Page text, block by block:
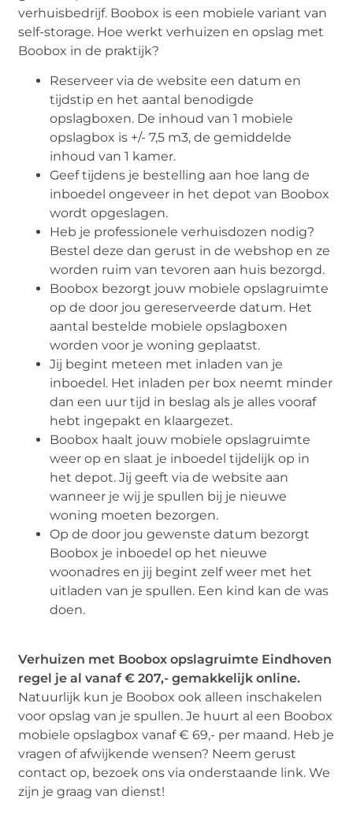
verhuisbedrijf. Boobox is een mobiele variant van
self-storage. Hoe werkt verhuizen en opslag met
Boobox in de praktijk?
Reserveer via de website een datum en
tijdstip en het aantal benodigde
opslagboxen. De inhoud van 1 mobiele
opslagbox is +/- 7,5 m3, de gemiddelde
inhoud van 1 kamer.
Geef tijdens je bestelling aan hoe lang de
inboedel ongeveer in het depot van Boobox
wordt opgeslagen.
Heb je professionele verhuisdozen nodig?
Bestel deze dan gerust in de webshop en ze
worden ruim van tevoren aan huis bezorgd.
Boobox bezorgt jouw mobiele opslagruimte
op de door jou gereserveerde datum. Het
aantal bestelde mobiele opslagboxen
worden voor je woning geplaatst.
Jij begint meteen met inladen van je
inboedel. Het inladen per box neemt minder
dan een uur tijd in beslag als je alles vooraf
hebt ingepakt en klaargezet.
Boobox haalt jouw mobiele opslagruimte
weer op en slaat je inboedel tijdelijk op in
het depot. Jij geeft via de website aan
wanneer je wij je spullen bij je nieuwe
woning moeten bezorgen.
Op de door jou gewenste datum bezorgt
Boobox je inboedel op het nieuwe
woonadres en jij begint zelf weer met het
uitladen van je spullen. Een kind kan de was
doen.
Verhuizen met Boobox opslagruimte Eindhoven
regel je al vanaf € 207,- gemakkelijk online.
Natuurlijk kun je Boobox ook alleen inschakelen
voor opslag van je spullen. Je huurt al een Boobox
mobiele opslagbox vanaf € 69,- per maand. Heb je
vragen of afwijkende wensen? Neem gerust
contact op, bezoek ons via onderstaande link. We
zijn je graag van dienst!